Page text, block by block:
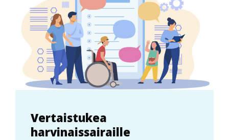
Vertaistukea
harvinaissairaille